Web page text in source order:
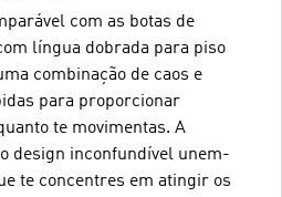
com as botas de
língua dobrada para piso
combinação de caos e
para proporcionar
te movimentas. A
design inconfundível unem-
te concentres em atingir os